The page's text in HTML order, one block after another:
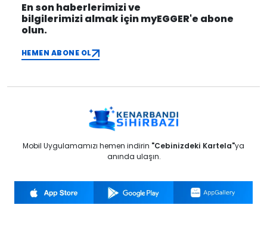
En son haberlerimizi ve
bilgilerimizi almak için myEGGER'e abone
olun.
HEMEN ABONE OL
Mobil Uygulamamızı hemen indirin "Cebinizdeki Kartela"ya
anında ulaşın.